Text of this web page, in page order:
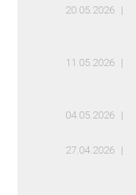
20.05.2026
11.05.2026
04.05.2026
27.04.2026